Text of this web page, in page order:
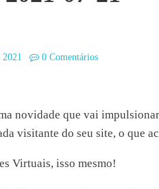
2021 0 Comentários
novidade que vai
visitante do seu site, o que
Virtuais, isso mesmo!